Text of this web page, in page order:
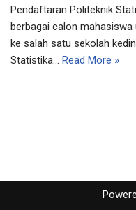
Pendaftaran Politeknik
berbagai calon mahasiswa
ke salah satu sekolah
Statistika… Read More »